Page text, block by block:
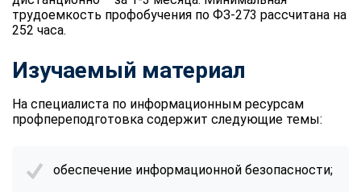
трудоемкость профобучения по ФЗ-273 рассчитана на
252 часа.
Изучаемый материал
На специалиста по информационным ресурсам
профпереподготовка содержит следующие темы:
обеспечение информационной безопасности;